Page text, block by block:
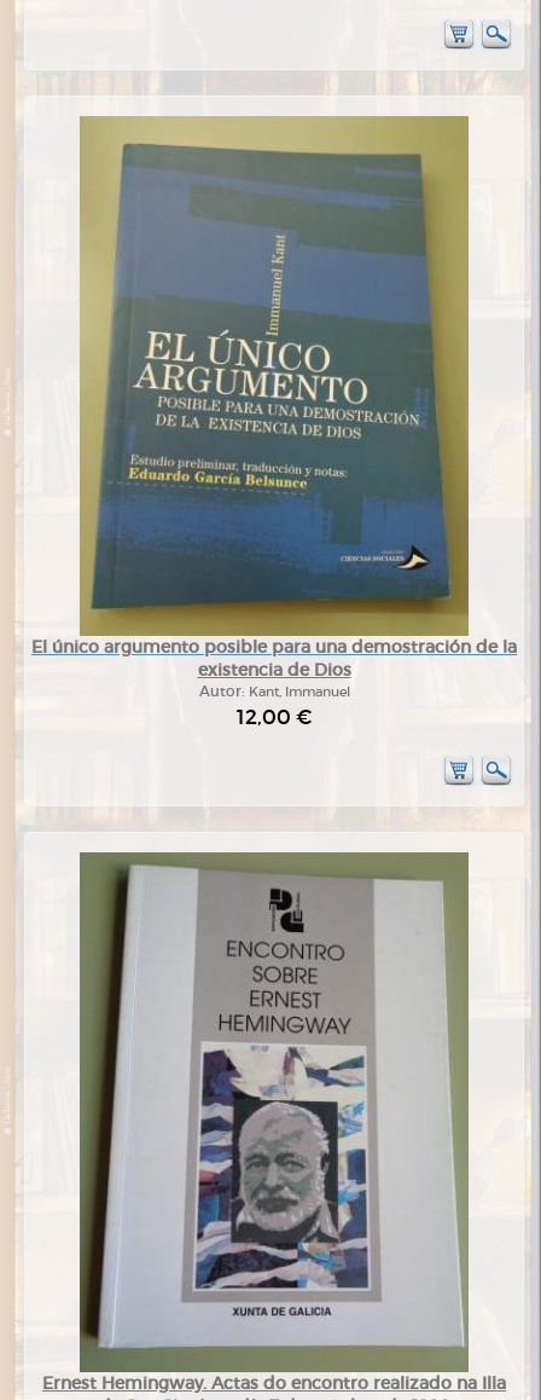
El único argumento posible para una demostración de la
existencia de Dios
Autor: Kant, Immanuel
12,00 €
Ernest Hemingway. Actas do encontro realizado na Illa